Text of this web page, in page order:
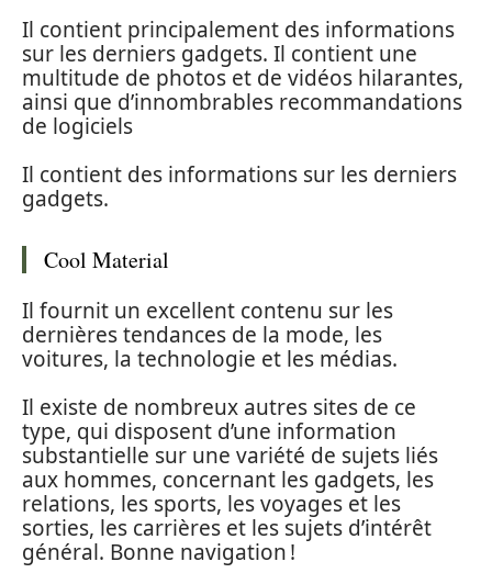
Il contient principalement des informations
sur les derniers gadgets. Il contient une
multitude de photos et de vidéos hilarantes,
ainsi que d’innombrables recommandations
de logiciels
Il contient des informations sur les derniers
gadgets.
Cool Material
Il fournit un excellent contenu sur les
dernières tendances de la mode, les
voitures, la technologie et les médias.
Il existe de nombreux autres sites de ce
type, qui disposent d’une information
substantielle sur une variété de sujets liés
aux hommes, concernant les gadgets, les
relations, les sports, les voyages et les
sorties, les carrières et les sujets d’intérêt
général. Bonne navigation !